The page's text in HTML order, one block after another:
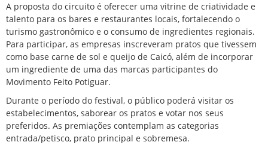
A proposta do circuito é oferecer uma vitrine de criatividade e
talento para os bares e restaurantes locais, fortalecendo o
turismo gastronômico e o consumo de ingredientes regionais.
Para participar, as empresas inscreveram pratos que tivessem
como base carne de sol e queijo de Caicó, além de incorporar
um ingrediente de uma das marcas participantes do
Movimento Feito Potiguar.
Durante o período do festival, o público poderá visitar os
estabelecimentos, saborear os pratos e votar nos seus
preferidos. As premiações contemplam as categorias
entrada/petisco, prato principal e sobremesa.